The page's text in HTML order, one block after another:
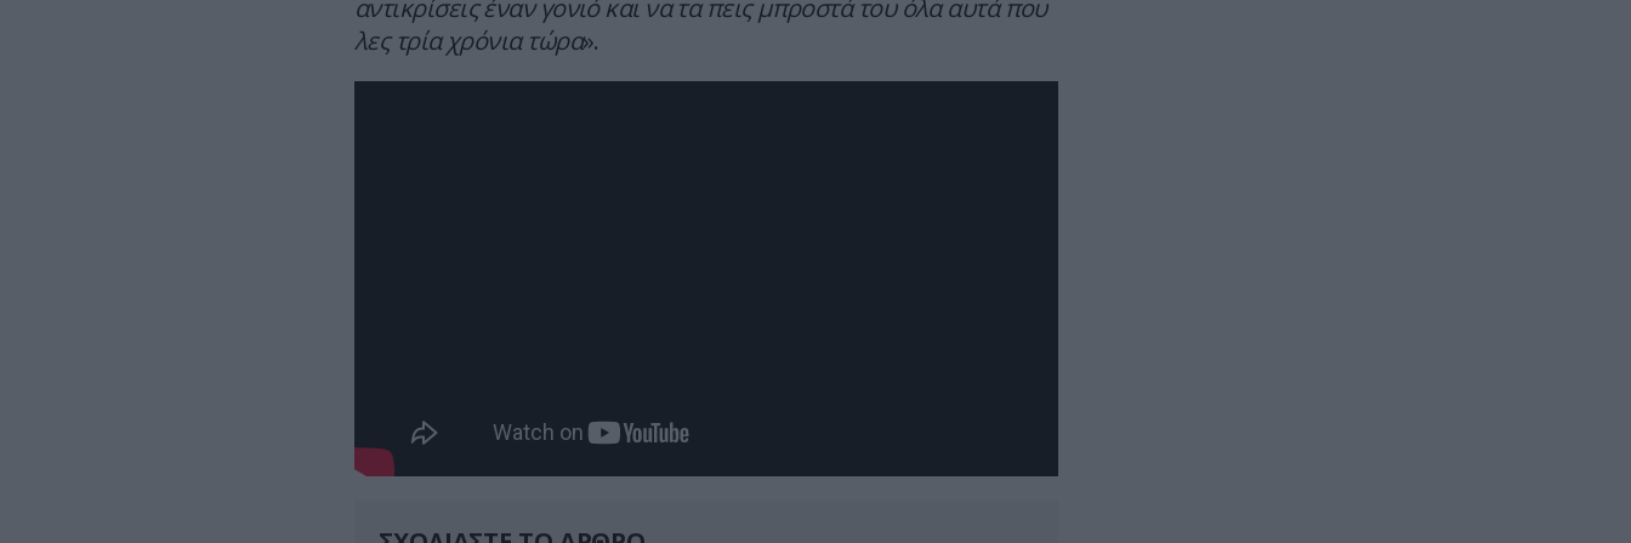
αντικρίσεις έναν γονιό και να τα πεις μπροστά του όλα αυτά που
λες τρία χρόνια τώρα».